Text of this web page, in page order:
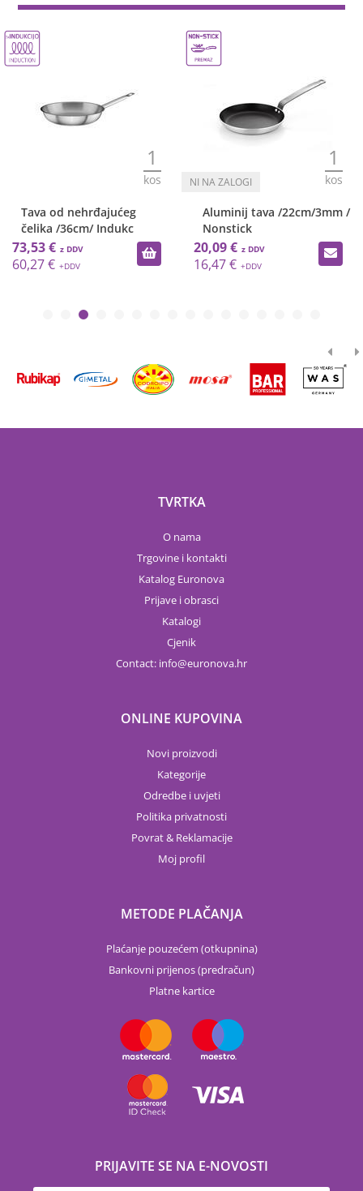
1
kos
Tava od nehrđajućeg
čelika /36cm/ Indukc
73,53 €
60,27 €
1
kos
Aluminij tava /22cm/3mm /
Nonstick
20,09 €
16,47 €
TVRTKA
O nama
Trgovine i kontakti
Katalog Euronova
Prijave i obrasci
Katalogi
Cjenik
Contact: info euronova.hr
ONLINE KUPOVINA
Novi proizvodi
Kategorije
Odredbe i uvjeti
Politika privatnosti
Povrat & Reklamacije
Moj profil
METODE PLAČANJA
Plaćanje pouzećem (otkupnina)
Bankovni prijenos (predračun)
Platne kartice
PRIJAVITE SE NA E-NOVOSTI